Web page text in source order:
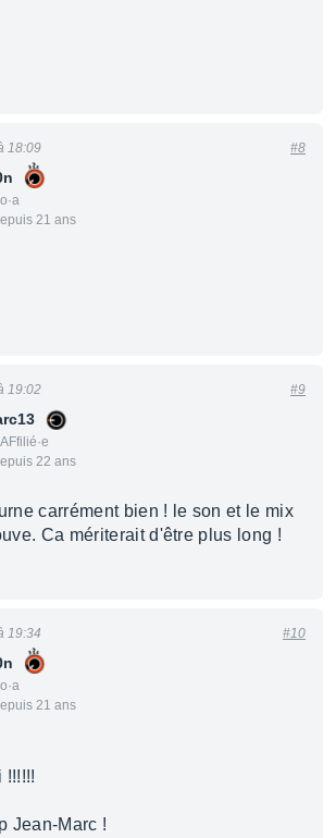
21 ans
18:09 #8
22 ans
19:02 #9
carrément bien ! le son et le mix
Ca mériterait d'être plus long !
21 ans
19:34 #10
!!!!!!
Jean-Marc !